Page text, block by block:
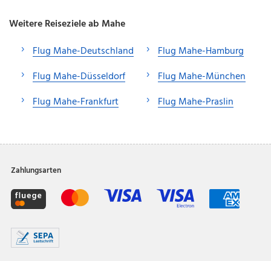
Weitere Reiseziele ab Mahe
Flug Mahe-Deutschland
Flug Mahe-Düsseldorf
Flug Mahe-Frankfurt
Flug Mahe-Hamburg
Flug Mahe-München
Flug Mahe-Praslin